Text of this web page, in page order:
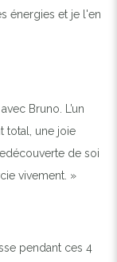
énergies et je l'en
Bruno. L’un
total, une joie
de soi
vivement. »
pendant ces 4